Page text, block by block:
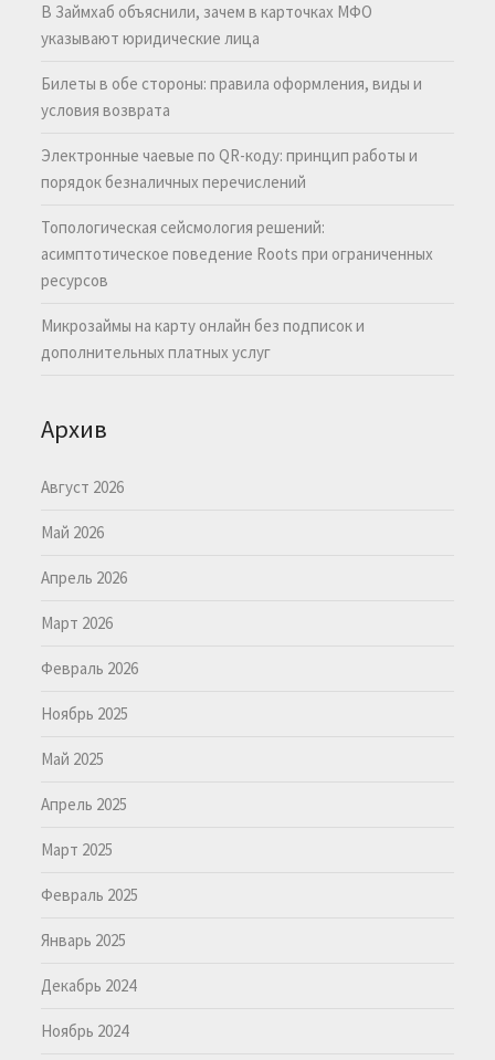
В Займхаб объяснили, зачем в карточках МФО
указывают юридические лица
Билеты в обе стороны: правила оформления, виды и
условия возврата
Электронные чаевые по QR-коду: принцип работы и
порядок безналичных перечислений
Топологическая сейсмология решений:
асимптотическое поведение Roots при ограниченных
ресурсов
Микрозаймы на карту онлайн без подписок и
дополнительных платных услуг
Архив
Август 2026
Май 2026
Апрель 2026
Март 2026
Февраль 2026
Ноябрь 2025
Май 2025
Апрель 2025
Март 2025
Февраль 2025
Январь 2025
Декабрь 2024
Ноябрь 2024